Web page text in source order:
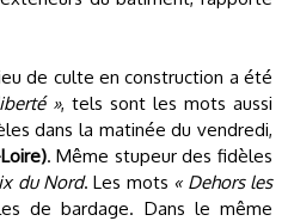
de culte en construction a été
», tels sont les mots aussi
dans la matinée du vendredi,
. Même stupeur des fidèles
du Nord. Les mots « Dehors les
de bardage. Dans le même